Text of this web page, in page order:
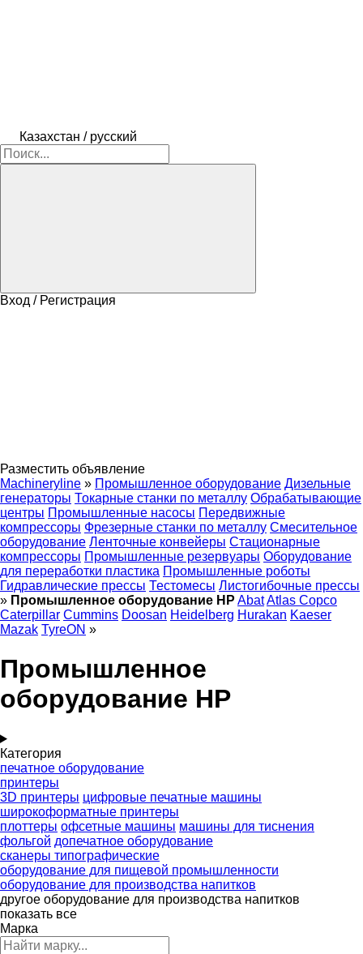
Казахстан / русский
Вход / Регистрация
Разместить объявление
Machineryline » Промышленное оборудование Дизельные
генераторы Токарные станки по металлу Обрабатывающие
центры Промышленные насосы Передвижные
компрессоры Фрезерные станки по металлу Смесительное
оборудование Ленточные конвейеры Стационарные
компрессоры Промышленные резервуары Оборудование
для переработки пластика Промышленные роботы
Гидравлические прессы Тестомесы Листогибочные прессы
» Промышленное оборудование HP AbatAtlas Copco
Caterpillar Cummins Doosan Heidelberg Hurakan Kaeser
Mazak TyreON »
Промышленное
оборудование HP
Категория
печатное оборудование
принтеры
3D принтеры цифровые печатные машины
широкоформатные принтеры
плоттеры офсетные машины машины для тиснения
фольгой допечатное оборудование
сканеры типографические
оборудование для пищевой промышленности
оборудование для производства напитков
другое оборудование для производства напитков
показать все
Марка